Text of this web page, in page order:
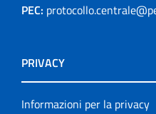
PEC:
PRIVACY
Informazioni per la privacy